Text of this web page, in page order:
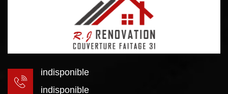
indisponible
indisponible